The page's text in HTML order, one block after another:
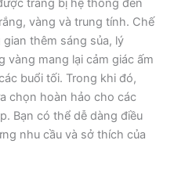
trang bị hệ thống đèn
vàng và trung tính. Chế
thêm sáng sủa, lý
vàng mang lại cảm giác ấm
buổi tối. Trong khi đó,
chọn hoàn hảo cho các
Bạn có thể dễ dàng điều
nhu cầu và sở thích của